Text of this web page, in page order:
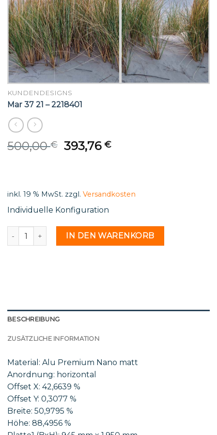
KUNDENDESIGNS
Mar 37 21 – 2218401
500,00€ Original
393,76€Current
inkl. 19 % MwSt. zzgl. Versandkosten
Individuelle Konfiguration
Mar 37 21 - 2218401 MengeIN DEN WARENKORB
BESCHREIBUNG
ZUSÄTZLICHE INFORMATION
Material: Alu Premium Nano matt
Anordnung: horizontal
Offset X: 42,6639 %
Offset Y: 0,3077 %
Breite: 50,9795 %
Höhe: 88,4956 %